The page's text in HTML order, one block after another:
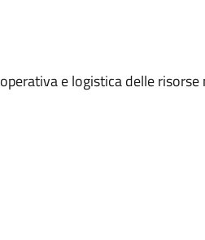
e logistica delle risorse